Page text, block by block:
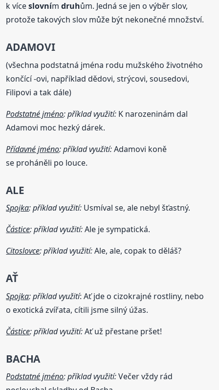
k víceslovnímdruhům. Jedná se jen o výběr slov,
protože takových slov může být nekonečné množství.
ADAMOVI
(všechna podstatná jména rodu mužského životného
končící -ovi, například dědovi, strýcovi, sousedovi,
Filipovi a tak dále)
Podstatné jméno: příklad využití: K narozeninám dal
Adamovi moc hezký dárek.
Přídavné jméno: příklad využití:Adamovi koně
se proháněli po louce.
ALE
Spojka: příklad využití: Usmíval se, ale nebyl šťastný.
Částice: příklad využití:Ale je sympatická.
Citoslovce: příklad využití:Ale, ale, copak to děláš?
AŤ
Spojka: příklad využití: Ať jde o cizokrajné rostliny, nebo
o exotická zvířata, cítili jsme silný úžas.
Částice: příklad využití:Ať už přestane pršet!
BACHA
Podstatné jméno: příklad využití:Večer vždy rád